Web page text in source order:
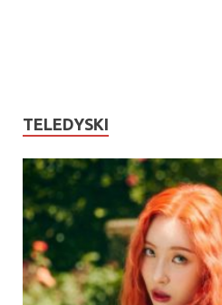
TELEDYSKI